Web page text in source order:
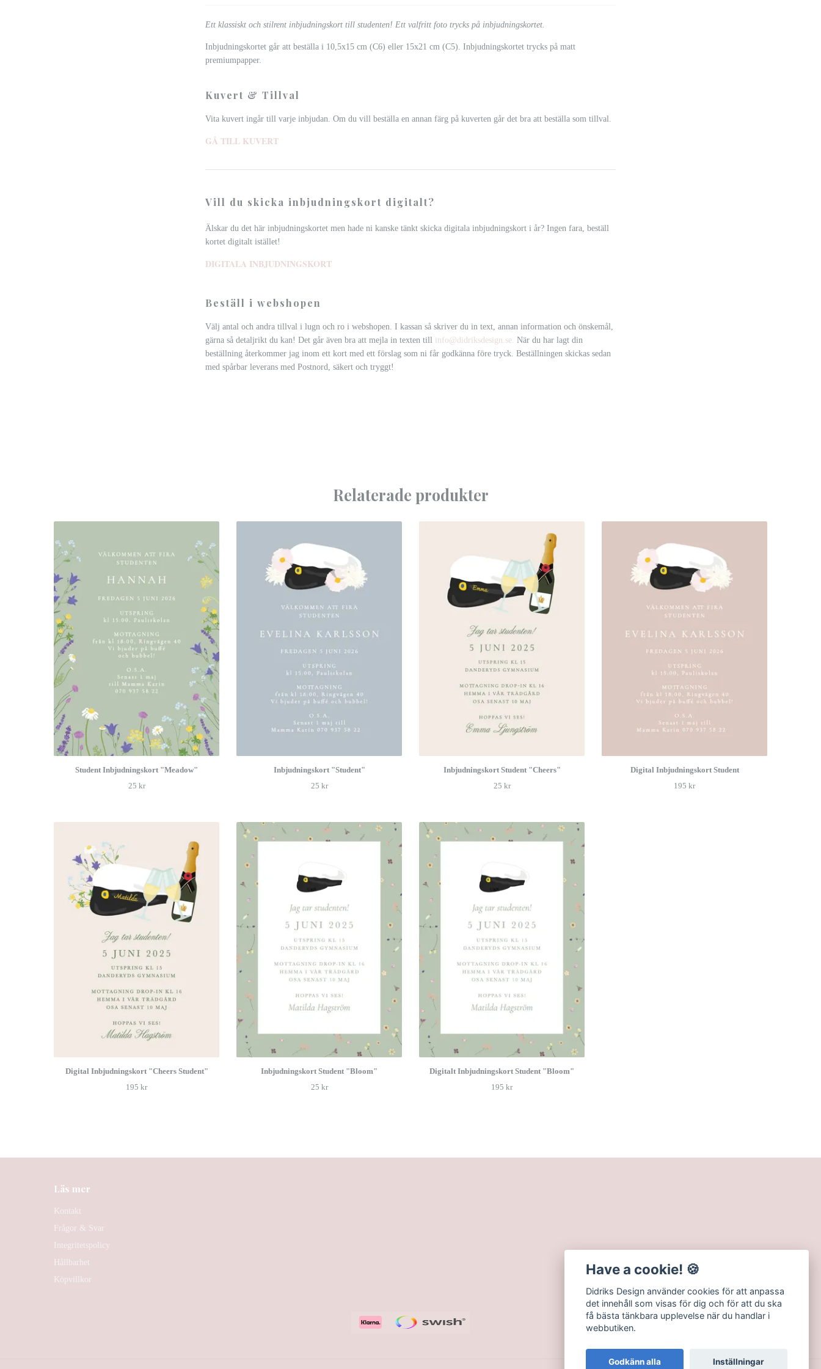
Ett klassiskt och stilrent inbjudningskort till studenten! Ett valfritt foto trycks på inbjudningskortet.
Inbjudningskortet går att beställa i 10,5x15 cm (C6) eller 15x21 cm (C5). Inbjudningskortet trycks på matt
premiumpapper.
Kuvert & Tillval
Vita kuvert ingår till varje inbjudan. Om du vill beställa en annan färg på kuverten går det bra att beställa som tillval.
GÅ TILL KUVERT
Vill du skicka inbjudningskort digitalt?
Älskar du det här inbjudningskortet men hade ni kanske tänkt skicka digitala inbjudningskort i år? Ingen fara, beställ
kortet digitalt istället!
DIGITALA INBJUDNINGSKORT
Beställ i webshopen
Välj antal och andra tillval i lugn och ro i webshopen. I kassan så skriver du in text, annan information och önskemål,
gärna så detaljrikt du kan! Det går även bra att mejla in texten till info@didriksdesign.se. När du har lagt din
beställning återkommer jag inom ett kort med ett förslag som ni får godkänna före tryck. Beställningen skickas sedan
med spårbar leverans med Postnord, säkert och tryggt!
Relaterade produkter
Student Inbjudningskort "Meadow"
25 kr
Inbjudningskort "Student"
25 kr
Inbjudningskort Student "Cheers"
25 kr
Digital Inbjudningskort Student
195 kr
Digital Inbjudningskort "Cheers Student"
195 kr
Inbjudningskort Student "Bloom"
25 kr
Digitalt Inbjudningskort Student "Bloom"
195 kr
Läs mer
Kontakt
Frågor & Svar
Integritetspolicy
Hållbarhet
Köpvillkor
Have a cookie! 🍪
Didriks Design använder cookies för att anpassa
det innehåll som visas för dig och för att du ska
få bästa tänkbara upplevelse när du handlar i
webbutiken.
Godkänn alla Inställningar